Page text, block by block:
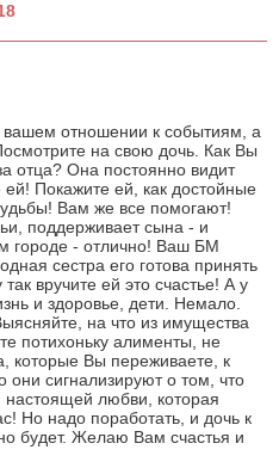
вашем отношении к событиям, а
на свою дочь. Как Вы
отца? Она постоянно видит
ей! Покажите ей, как достойные
Вам же все помогают!
поддерживает сына - и
городе - отлично! Ваш БМ
сестра его готова принять
вручите ей это счастье! А у
и здоровье, дети. Немало.
на что из имущества
потихоньку алименты, не
которые Вы переживаете, к
сигнализируют о том, что
настоящей любви, которая
Но надо поработать, и дочь к
будет. Желаю Вам счастья и